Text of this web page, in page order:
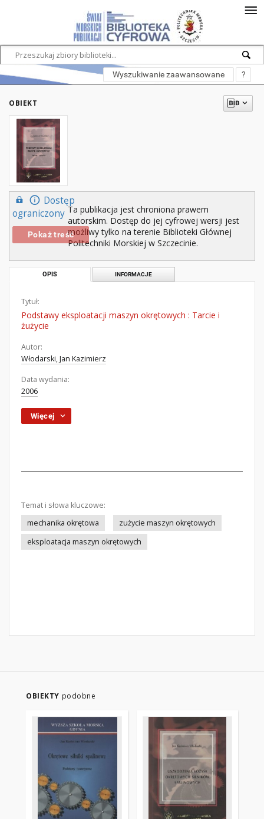
Wyszukiwanie zaawansowane ?
OBIEKT
Dostęp
ograniczony
Pokaż treść
Ta publikacja jest chroniona prawem
autorskim. Dostęp do jej cyfrowej wersji jest
możliwy tylko na terenie Biblioteki Głównej
Politechniki Morskiej w Szczecinie.
OPIS INFORMACJE
Tytuł:
Podstawy eksploatacji maszyn okrętowych : Tarcie i
żużycie
Autor:
Włodarski, Jan Kazimierz
Data wydania:
2006
Więcej
Temat i słowa kluczowe:
mechanika okrętowa
zużycie maszyn okrętowych
eksploatacja maszyn okrętowych
OBIEKTY podobne